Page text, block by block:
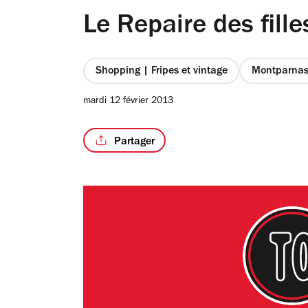
Le Repaire des
Shopping | Fripes et vintage
mardi 12 février 2013
Partager